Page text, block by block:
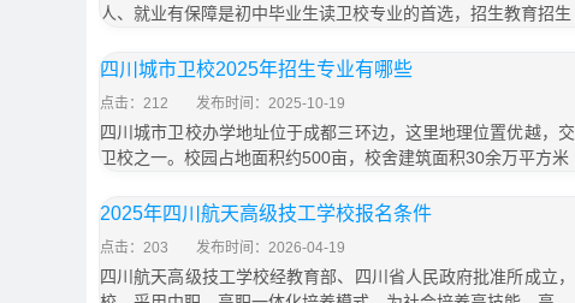
人、就业有保障是初中毕业生读卫校专业的首选，招生教育招生
四川城市卫校2025年招生专业有哪些
点击：212 发布时间：2025-10-19
四川城市卫校办学地址位于成都三环边，这里地理位置优越，
卫校之一。校园占地面积约500亩，校舍建筑面积30余万平方米
2025年四川航天高级技工学校报名条件
点击：203 发布时间：2026-04-19
四川航天高级技工学校经教育部、四川省人民政府批准所成立